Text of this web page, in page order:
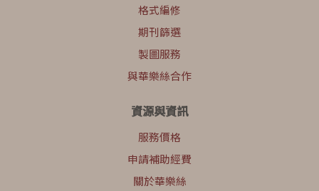
格式編修
期刊篩選
製圖服務
與華樂絲合作
資源與資訊
服務價格
申請補助經費
關於華樂絲